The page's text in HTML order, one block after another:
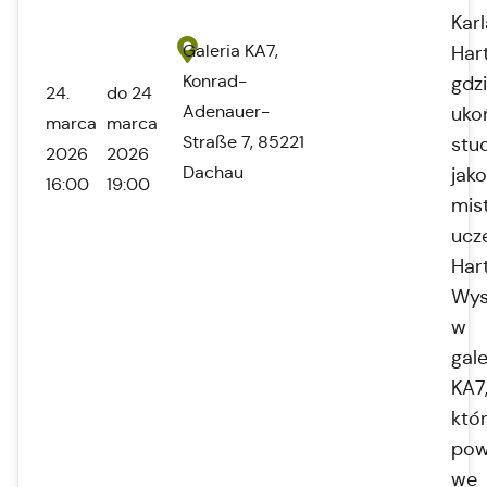
24.
marca
2026
16:00
do 24
marca
2026
19:00
Galeria KA7,
Konrad-
Adenauer-
Straße 7, 85221
Dachau
jako
w
KA7,
we